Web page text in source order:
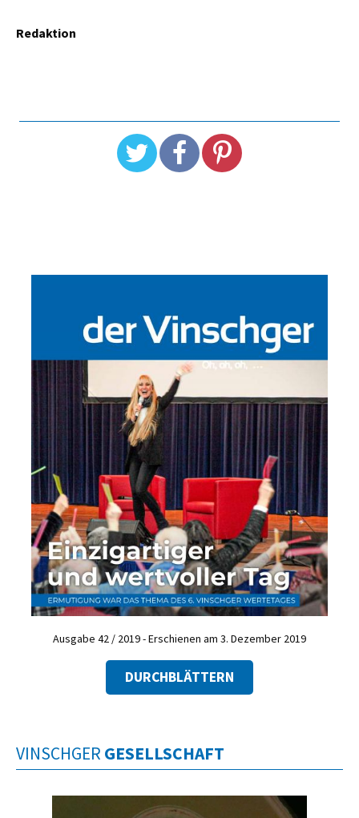
Redaktion
Ausgabe 42 / 2019 - Erschienen am 3. Dezember 2019
DURCHBLÄTTERN
VINSCHGER GESELLSCHAFT